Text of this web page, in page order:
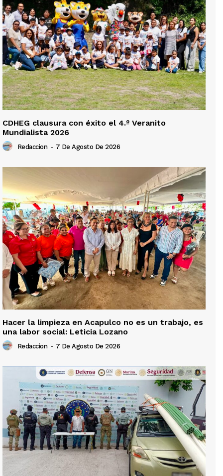
CDHEG clausura con éxito el 4.º Veranito
Mundialista 2026
Redaccion - 7 De Agosto De 2026
Hacer la limpieza en Acapulco no es un trabajo, es
una labor social: Leticia Lozano
Redaccion - 7 De Agosto De 2026